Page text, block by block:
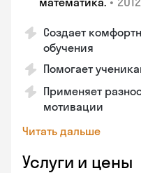
Создает
обучения
Помогает
Применяет
мотивации
Читать дальше
Услуги и цены